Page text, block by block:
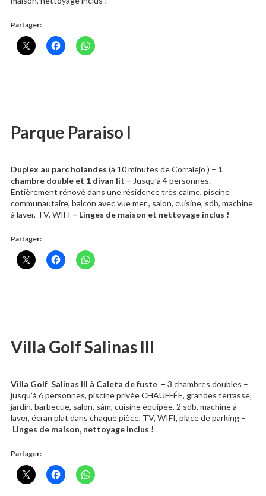
Partager:
Parque Paraiso I
Duplex au parc holandes (à 10 minutes de Corralejo ) – 1
chambre double et 1 divan lit – Jusqu’à 4 personnes.
Entièrement rénové dans une résidence très calme, piscine
communautaire, balcon avec vue mer , salon, cuisine, sdb, machine
à laver, TV, WIFI – Linges de maison et nettoyage inclus !
Partager:
Villa Golf Salinas III
Villa Golf Salinas III à Caleta de fuste – 3 chambres doubles –
jusqu’à 6 personnes, piscine privée CHAUFFÉE, grandes terrasse,
jardin, barbecue, salon, sàm, cuisine équipée, 2 sdb, machine à
laver, écran plat dans chaque pièce, TV, WIFI, place de parking –
Linges de maison, nettoyage inclus !
Partager: